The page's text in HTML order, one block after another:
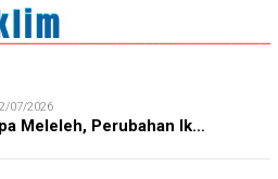
07/2026
Meleleh, Perubahan Ik…